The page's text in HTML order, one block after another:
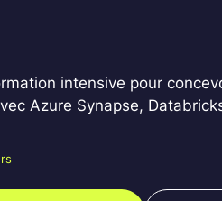
intensive pour
Azure Synapse,